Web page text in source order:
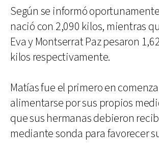
Según se informó
nació con 2,090 kilos, mientras
Eva y Montserrat Paz pesaron
kilos respectivamente.
Matías fue el primero en
alimentarse por sus propios
que sus hermanas debieron
mediante sonda para favorecer